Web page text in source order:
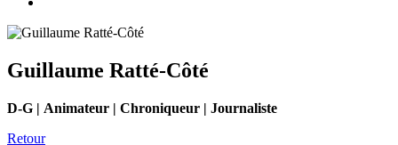
Guillaume Ratté-Côté
D-G | Animateur | Chroniqueur | Journaliste
Retour